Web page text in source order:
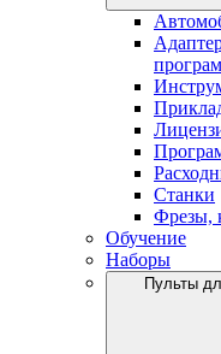
Станки
Фрезы,
Обучение
Наборы
Пульты